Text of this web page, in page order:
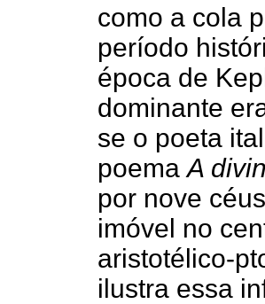
como a cola
período
época de
dominante
se o poeta
poema A
por nove
imóvel no
aristotélico-
ilustra essa